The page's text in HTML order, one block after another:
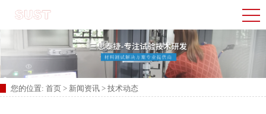
您的位置: 首页 > 新闻资讯 > 技术动态